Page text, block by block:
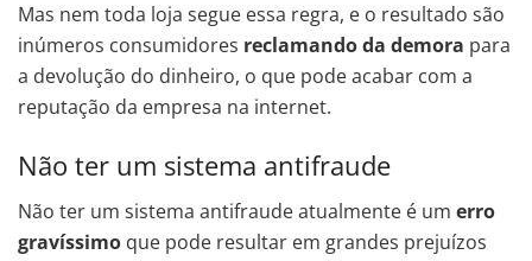
Mas nem toda loja segue essa regra, e o resultado são
inúmeros consumidores reclamando da demora para
a devolução do dinheiro, o que pode acabar com a
reputação da empresa na internet.
Não ter um sistema antifraude
Não ter um sistema antifraude atualmente é um erro
gravíssimo que pode resultar em grandes prejuízos